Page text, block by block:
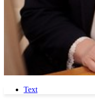
Text